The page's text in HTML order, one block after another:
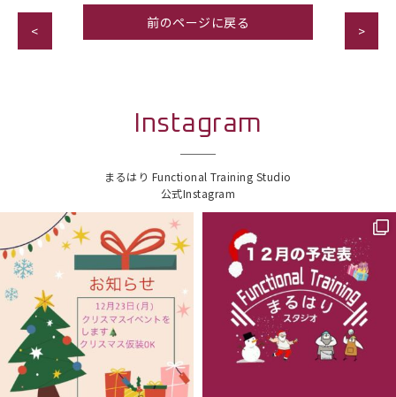
< 前のページに戻る >
Instagram
まるはり Functional Training Studio
公式Instagram